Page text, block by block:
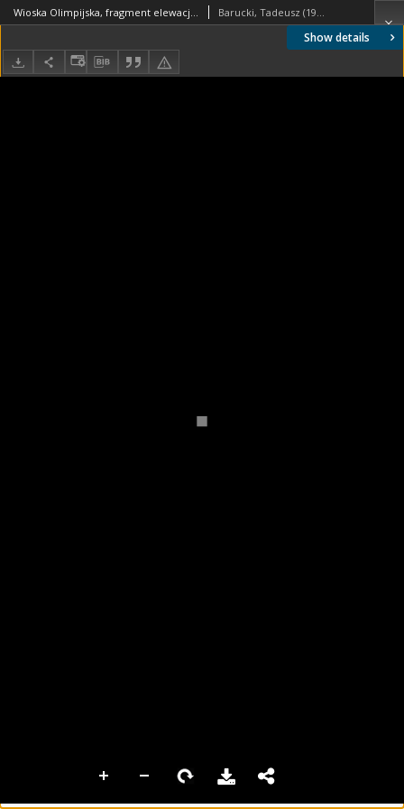
Show details
Wioska Olimpijska, fragment elewacji budynku, widok spod podcienia, Rzym, Włochy Barucki, Tadeusz (1922- ). Fotograf